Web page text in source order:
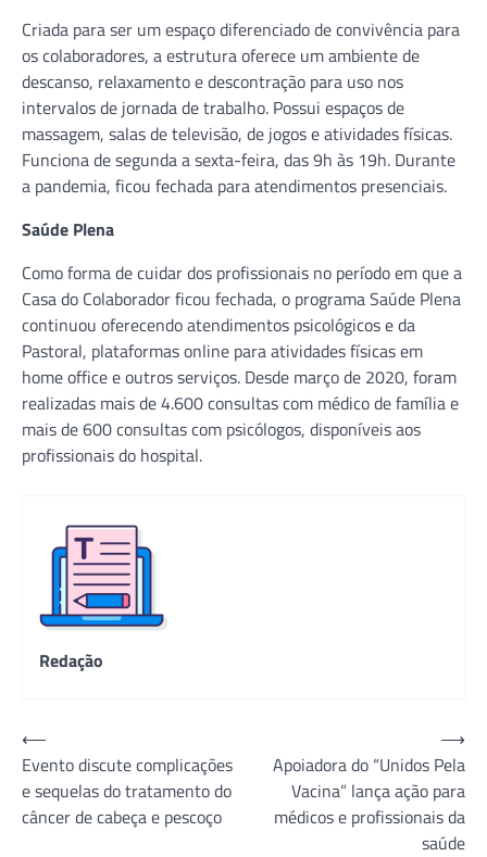
Criada para ser um espaço diferenciado de convivência para
os colaboradores, a estrutura oferece um ambiente de
descanso, relaxamento e descontração para uso nos
intervalos de jornada de trabalho. Possui espaços de
massagem, salas de televisão, de jogos e atividades físicas.
Funciona de segunda a sexta-feira, das 9h às 19h. Durante
a pandemia, ficou fechada para atendimentos presenciais.
Saúde Plena
Como forma de cuidar dos profissionais no período em que a
Casa do Colaborador ficou fechada, o programa Saúde Plena
continuou oferecendo atendimentos psicológicos e da
Pastoral, plataformas online para atividades físicas em
home office e outros serviços. Desde março de 2020, foram
realizadas mais de 4.600 consultas com médico de família e
mais de 600 consultas com psicólogos, disponíveis aos
profissionais do hospital.
Redação
Navegação
de
Post
⟵
Evento discute complicações
e sequelas do tratamento do
câncer de cabeça e pescoço
Apoiadora do “Unidos Pela
Vacina” lança ação para
médicos e profissionais da
saúde
⟶